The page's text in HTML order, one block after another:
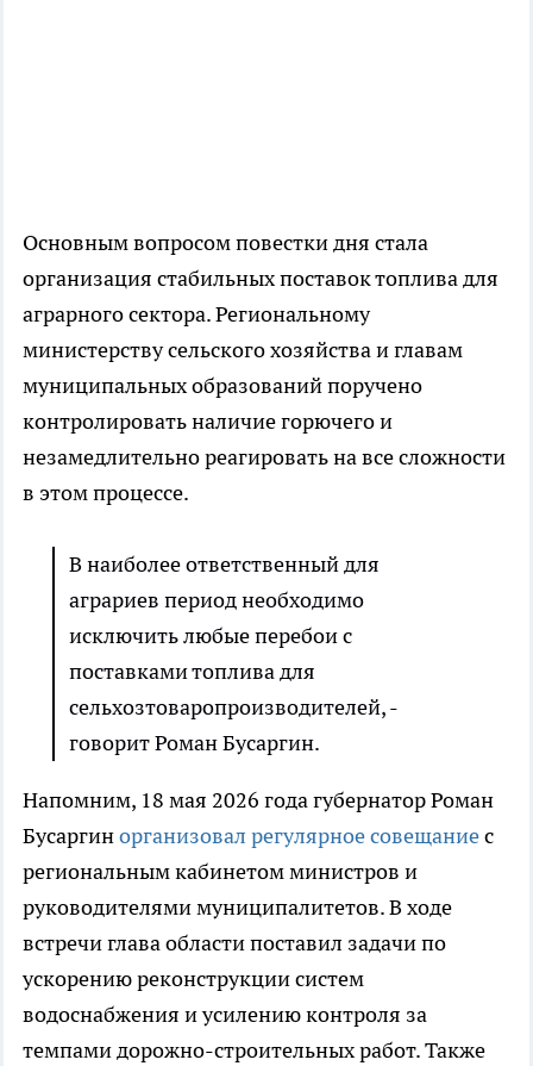
Основным вопросом повестки дня стала
организация стабильных поставок топлива для
аграрного сектора. Региональному
министерству сельского хозяйства и главам
муниципальных образований поручено
контролировать наличие горючего и
незамедлительно реагировать на все сложности
в этом процессе.
В наиболее ответственный для
аграриев период необходимо
исключить любые перебои с
поставками топлива для
сельхозтоваропроизводителей, -
говорит Роман Бусаргин.
Напомним, 18 мая 2026 года губернатор Роман
Бусаргинорганизовал регулярное совещаниес
региональным кабинетом министров и
руководителями муниципалитетов. В ходе
встречи глава области поставил задачи по
ускорению реконструкции систем
водоснабжения и усилению контроля за
темпами дорожно-строительных работ. Также